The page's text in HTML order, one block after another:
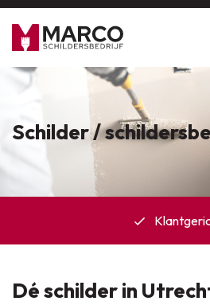
Schilder /
Dé schilder in